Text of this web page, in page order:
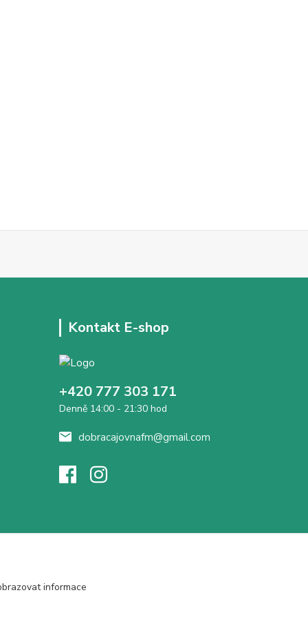
Kontakt E-shop
+420 777 303 171
Denně 14:00 - 21:30 hod
dobracajovnafm@gmail.com
informace